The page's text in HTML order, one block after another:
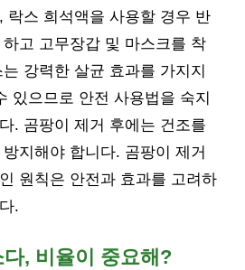
락스 희석액을 사용할 경우 반
고 고무장갑 및 마스크를 착
강력한 살균 효과를 가지지
있으므로 안전 사용법을 숙지
. 곰팡이 제거 후에는 건조를
지해야 합니다. 곰팡이 제거
원칙은 안전과 효과를 고려하
.
, 비율이 중요해?